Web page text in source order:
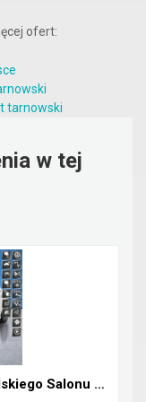
ofert:
tarnowski
w tej
Mercedes A 200 AMG Line ! Z Polskiego Salonu ! Fak...